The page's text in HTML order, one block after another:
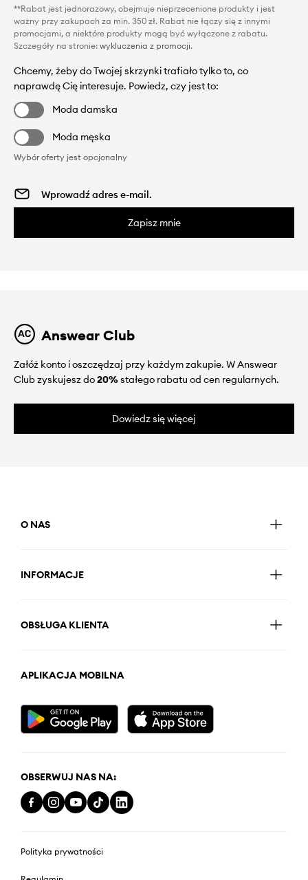
**Rabat jest jednorazowy, obejmuje nieprzecenione produkty i jest
ważny przy zakupach za min. 350 zł. Rabat nie łączy się z innymi
promocjami, a niektóre produkty mogą być wyłączone z rabatu.
Szczegóły na stronie: wykluczenia z promocji.
Chcemy, żeby do Twojej skrzynki trafiało tylko to, co
naprawdę Cię interesuje. Powiedz, czy jest to:
Moda damska
Moda męska
Wybór oferty jest opcjonalny
Zapisz mnie
Answear Club
Załóż konto i oszczędzaj przy każdym zakupie. W Answear
Club zyskujesz do20%stałego rabatu od cen regularnych.
Dowiedz się więcej
O NAS
INFORMACJE
OBSŁUGA KLIENTA
APLIKACJA MOBILNA
OBSERWUJ NAS NA:
Polityka prywatności